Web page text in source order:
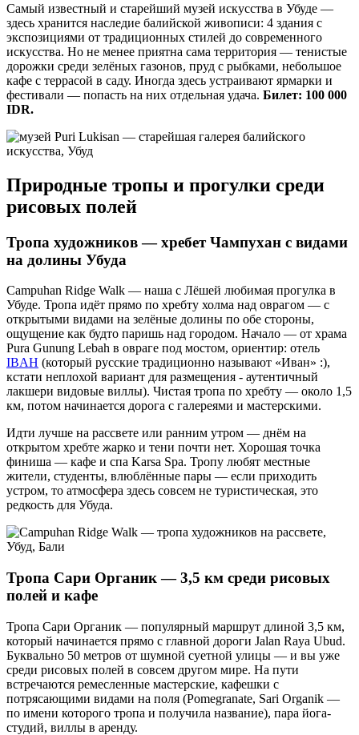
Самый известный и старейший музей искусства в Убуде —
здесь хранится наследие балийской живописи: 4 здания с
экспозициями от традиционных стилей до современного
искусства. Но не менее приятна сама территория — тенистые
дорожки среди зелёных газонов, пруд с рыбками, небольшое
кафе с террасой в саду. Иногда здесь устраивают ярмарки и
фестивали — попасть на них отдельная удача. Билет: 100 000
IDR.
Природные тропы и прогулки среди
рисовых полей
Тропа художников — хребет Чампухан с видами
на долины Убуда
Campuhan Ridge Walk — наша с Лёшей любимая прогулка в
Убуде. Тропа идёт прямо по хребту холма над оврагом — с
открытыми видами на зелёные долины по обе стороны,
ощущение как будто паришь над городом. Начало — от храма
Pura Gunung Lebah в овраге под мостом, ориентир: отель
IBAH (который русские традиционно называют «Иван» :),
кстати неплохой вариант для размещения - аутентичный
лакшери видовые виллы). Чистая тропа по хребту — около 1,5
км, потом начинается дорога с галереями и мастерскими.
Идти лучше на рассвете или ранним утром — днём на
открытом хребте жарко и тени почти нет. Хорошая точка
финиша — кафе и спа Karsa Spa. Тропу любят местные
жители, студенты, влюблённые пары — если приходить
устром, то атмосфера здесь совсем не туристическая, это
редкость для Убуда.
Тропа Сари Органик — 3,5 км среди рисовых
полей и кафе
Тропа Сари Органик — популярный маршрут длиной 3,5 км,
который начинается прямо с главной дороги Jalan Raya Ubud.
Буквально 50 метров от шумной суетной улицы — и вы уже
среди рисовых полей в совсем другом мире. На пути
встречаются ремесленные мастерские, кафешки с
потрясающими видами на поля (Pomegranate, Sari Organik —
по имени которого тропа и получила название), пара йога-
студий, виллы в аренду.